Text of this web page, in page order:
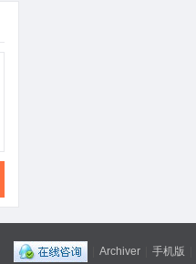
Archiver 手机版